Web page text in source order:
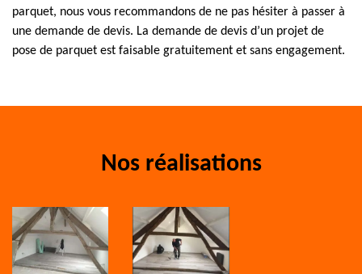
parquet, nous vous recommandons de ne pas hésiter à passer à
une demande de devis. La demande de devis d’un projet de
pose de parquet est faisable gratuitement et sans engagement.
Nos réalisations